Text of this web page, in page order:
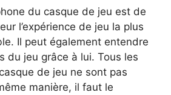
du casque de jeu est de
l’expérience de jeu la plus
Il peut également entendre
du jeu grâce à lui. Tous les
de jeu ne sont pas
manière, il faut le